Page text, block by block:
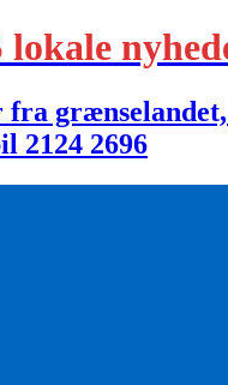
2124 2696